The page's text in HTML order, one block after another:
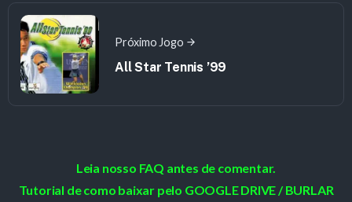
Próximo Jogo
All Star Tennis ’99
Leia nosso FAQ antes de comentar.
Tutorial de como baixar pelo GOOGLE DRIVE / BURLAR